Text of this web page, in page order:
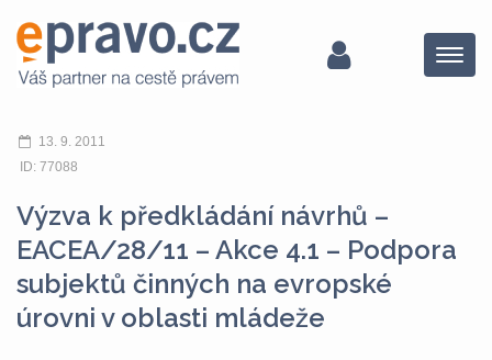
Menu
13. 9. 2011
ID: 77088
Výzva k předkládání návrhů –
EACEA/28/11 – Akce 4.1 – Podpora
subjektů činných na evropské
úrovni v oblasti mládeže